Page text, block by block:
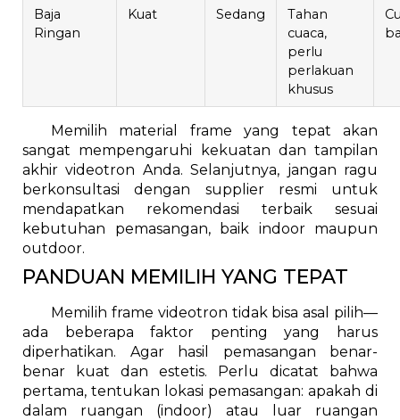
Baja
Ringan
Kuat Sedang
Tahan
cuaca,
perlu
perlakuan
khusus
Memilih material frame yang tepat akan
sangat mempengaruhi kekuatan dan tampilan
akhir videotron Anda. Selanjutnya, jangan ragu
berkonsultasi dengan supplier resmi untuk
mendapatkan rekomendasi terbaik sesuai
kebutuhan pemasangan, baik indoor maupun
outdoor.
PANDUAN MEMILIH YANG TEPAT
Memilih frame videotron tidak bisa asal pilih—
ada beberapa faktor penting yang harus
diperhatikan. Agar hasil pemasangan benar-
benar kuat dan estetis. Perlu dicatat bahwa
pertama, tentukan lokasi pemasangan: apakah di
dalam ruangan (indoor) atau luar ruangan